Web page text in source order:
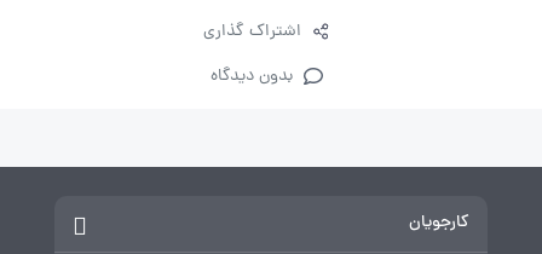
اشتراک گذاری
بدون دیدگاه
کارجویان